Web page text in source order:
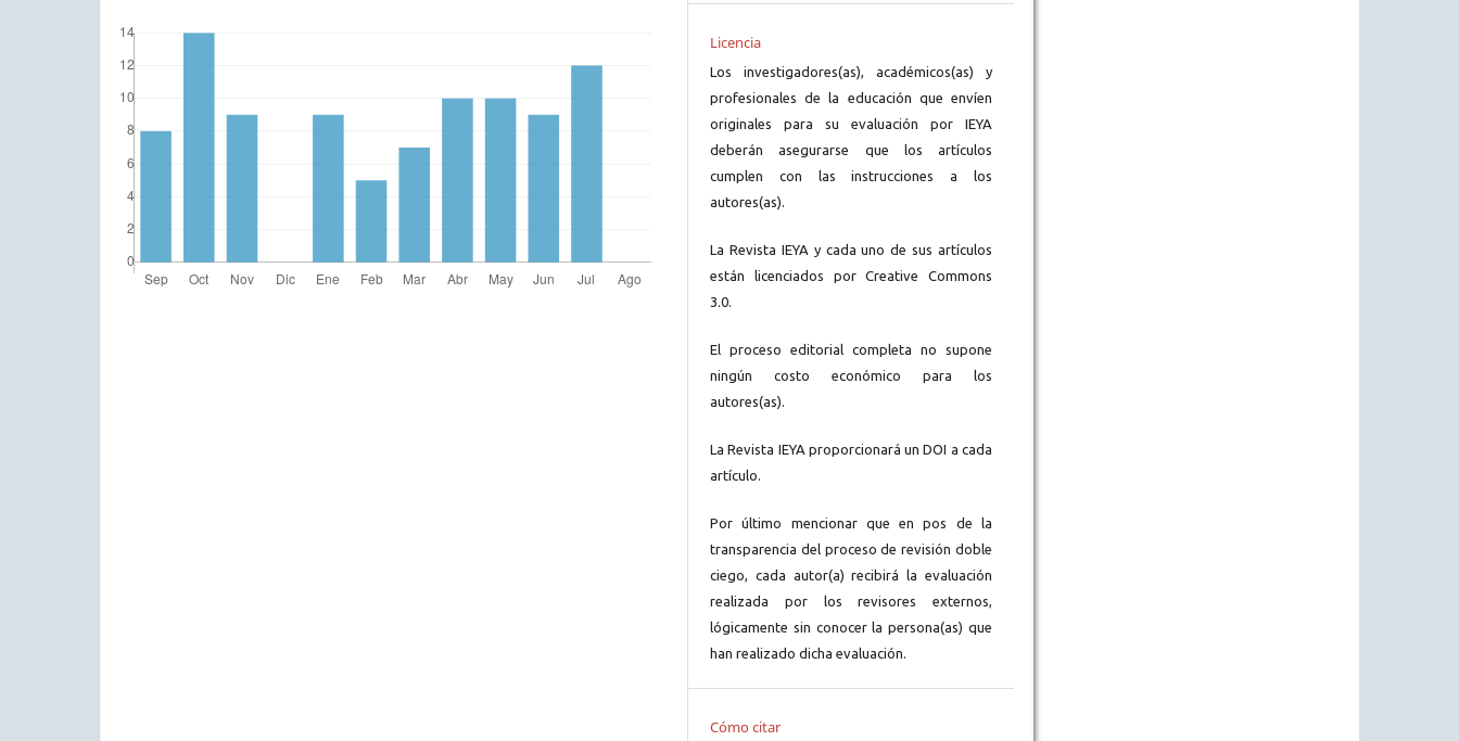
Licencia
Los investigadores(as), académicos(as) y
profesionales de la educación que envíen
originales para su evaluación por IEYA
deberán asegurarse que los artículos
cumplen con las instrucciones a los
autores(as).
La Revista IEYA y cada uno de sus artículos
están licenciados por Creative Commons
3.0.
El proceso editorial completa no supone
ningún costo económico para los
autores(as).
La Revista IEYA proporcionará un DOI a cada
artículo.
Por último mencionar que en pos de la
transparencia del proceso de revisión doble
ciego, cada autor(a) recibirá la evaluación
realizada por los revisores externos,
lógicamente sin conocer la persona(as) que
han realizado dicha evaluación.
Cómo citar